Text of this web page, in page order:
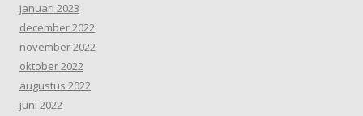
januari 2023
december 2022
november 2022
oktober 2022
augustus 2022
juni 2022